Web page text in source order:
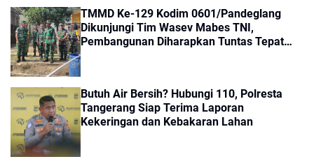
TMMD Ke-129 Kodim 0601/Pandeglang
Dikunjungi Tim Wasev Mabes TNI,
Pembangunan Diharapkan Tuntas Tepat
Butuh Air Bersih? Hubungi 110, Polresta
Tangerang Siap Terima Laporan
Kekeringan dan Kebakaran Lahan